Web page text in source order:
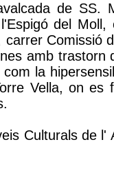
de SS.
del Moll,
Comissió
amb trastorn
la
Vella, on es
Culturals de l'